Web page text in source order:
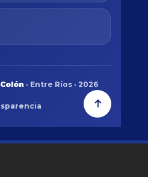
· Entre Ríos · 2026